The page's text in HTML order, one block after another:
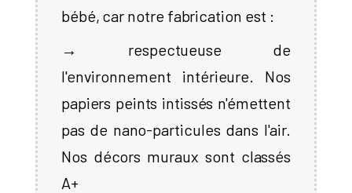
bébé, car notre fabrication est :
→ respectueuse de
l'environnement intérieure. Nos
papiers peints intissés n'émettent
pas de nano-particules dans l'air.
Nos décors muraux sont classés
A+